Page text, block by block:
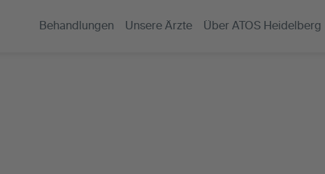
Behandlungen Unsere Ärzte Über ATOS Heidelberg